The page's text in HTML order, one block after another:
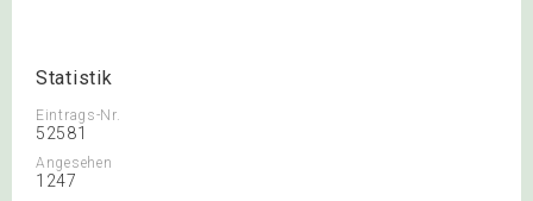
Statistik
Eintrags-Nr.
52581
Angesehen
1247